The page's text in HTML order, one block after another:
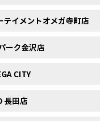
テイメントオメガ寺町店
ーク金沢店
CITY
長田店